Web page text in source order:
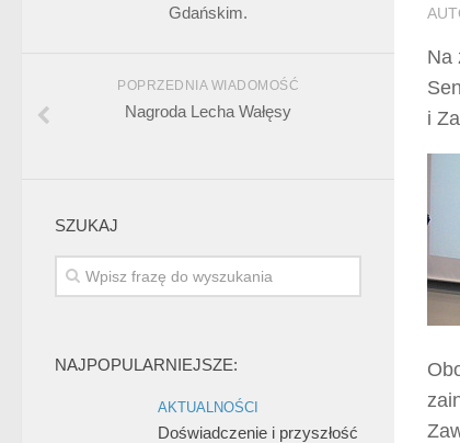
Na
i
Gdańskim.
POPRZEDNIA WIADOMOŚĆ
Nagroda Lecha Wałęsy
SZUKAJ
NAJPOPULARNIEJSZE:
AKTUALNOŚCI
Doświadczenie i przyszłość